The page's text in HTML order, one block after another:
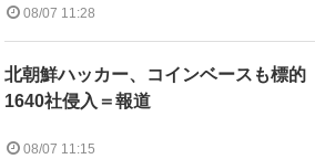
08/07 11:28
北朝鮮ハッカー、コインベースも標的
1640社侵入＝報道
08/07 11:15